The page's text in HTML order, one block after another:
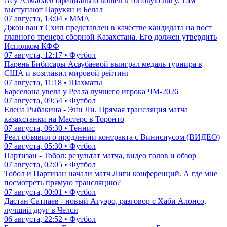
выступают Царукян и Белал
07 августа, 13:04 • ММА
Джон ван'т Схип представлен в качестве кандидата на пост
главного тренера сборной Казахстана. Его должен утвердить
Исполком КФФ
07 августа, 12:17 • Футбол
Парень Бибисары Асаубаевой выиграл медаль турнира в
США и возглавил мировой рейтинг
07 августа, 11:18 • Шахматы
Барселона увела у Реала лучшего игрока ЧМ-2026
07 августа, 09:54 • Футбол
Елена Рыбакина - Энн Ли. Прямая трансляция матча
казахстанки на Мастерс в Торонто
07 августа, 06:30 • Теннис
Реал объявил о продлении контракта с Винисиусом (ВИДЕО)
07 августа, 05:30 • Футбол
Партизан - Тобол: результат матча, видео голов и обзор
07 августа, 02:05 • Футбол
Тобол и Партизан начали матч Лиги конференций. А где мне
посмотреть прямую трансляцию?
07 августа, 00:01 • Футбол
Дастан Сатпаев - новый Агуэро, разговор с Хаби Алонсо,
лучший друг в Челси
06 августа, 22:52 • Футбол